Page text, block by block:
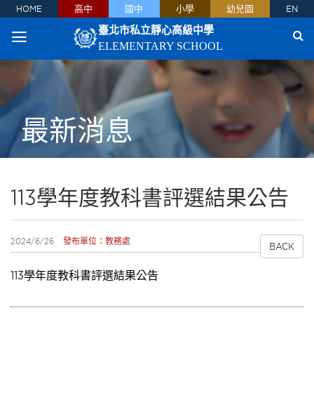
HOME 高中 國中 小學 幼兒園 EN
臺北市私立靜心高級中學
ELEMENTARY SCHOOL
最新消息
113學年度教科書評選結果公告
BACK
2024/6/26 發布單位：教務處
113學年度教科書評選結果公告